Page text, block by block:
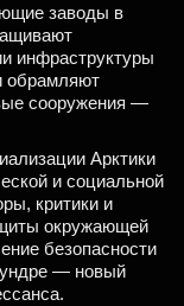
заводы в
инфраструктуры
обрамляют
сооружения —
Арктики
и социальной
критики и
окружающей
безопасности
— новый